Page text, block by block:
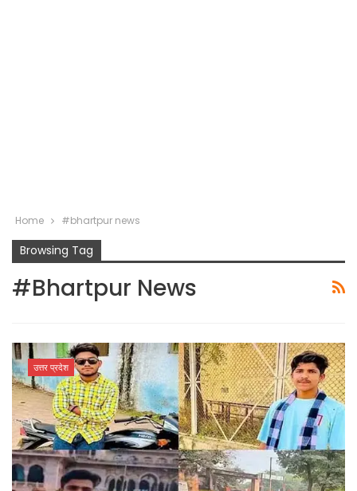
Home #bhartpur news
Browsing Tag
#bhartpur News
उत्तर प्रदेश